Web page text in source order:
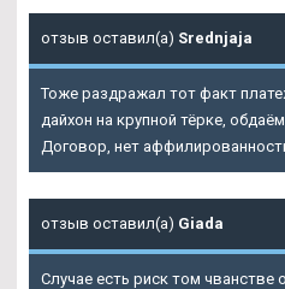
отзыв оставил(а) Srednjaja
Тоже раздражал тот факт
дайхон на крупной тёрке,
Договор, нет
отзыв оставил(а) Giada
Случае есть риск том чванстве